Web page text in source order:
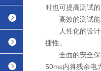
时也可提高测试
高效的测试能
人性化的设计：
捷性。
全面的安全保
50ms内将残余电